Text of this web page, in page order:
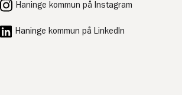
Haninge kommun på Instagram
Haninge kommun på LinkedIn